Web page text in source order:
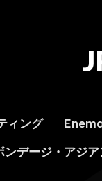
ィング
デージ・アジア